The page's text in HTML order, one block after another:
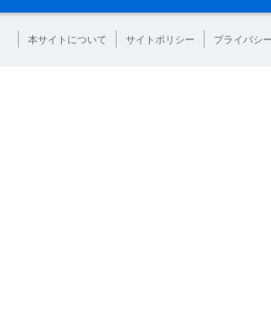
本サイトについて サイトポリシー プライバシ